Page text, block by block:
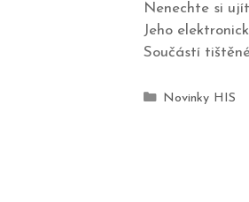
Nenechte si
Jeho
Součástí
Novinky HIS